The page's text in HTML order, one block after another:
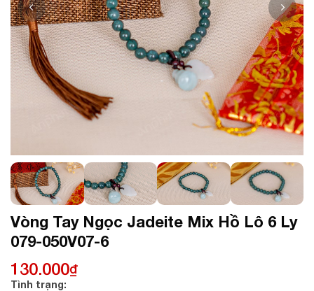
Vòng Tay Ngọc Jadeite Mix Hồ Lô 6 Ly
079-050V07-6
130.000₫
Tình trạng: